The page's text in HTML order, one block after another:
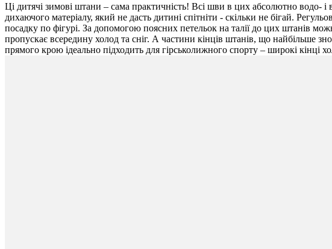
Ці дитячі зимові штани – сама практичність! Всі шви в цих абсолютно водо-
дихаючого матеріалу, який не дасть дитині спітніти - скільки не бігай.
посадку по фігурі. За допомогою поясних петельок на талії до цих штанів
пропускає всередину холод та сніг. А частини кінців штанів, що найбільше
прямого крою ідеально підходить для гірськолижного спорту – широкі